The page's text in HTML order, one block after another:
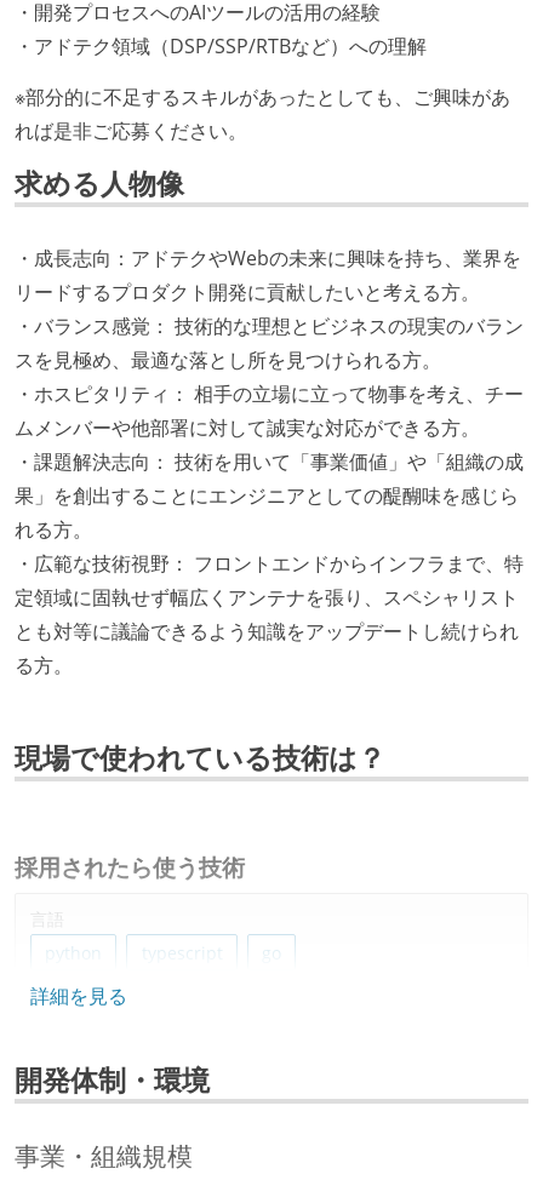
・開発プロセスへのAIツールの活用の経験
・アドテク領域（DSP/SSP/RTBなど）への理解
※部分的に不足するスキルがあったとしても、ご興味があ
れば是非ご応募ください。
求める人物像
・成長志向：アドテクやWebの未来に興味を持ち、業界を
リードするプロダクト開発に貢献したいと考える方。
・バランス感覚： 技術的な理想とビジネスの現実のバラン
スを見極め、最適な落とし所を見つけられる方。
・ホスピタリティ： 相手の立場に立って物事を考え、チー
ムメンバーや他部署に対して誠実な対応ができる方。
・課題解決志向： 技術を用いて「事業価値」や「組織の成
果」を創出することにエンジニアとしての醍醐味を感じら
れる方。
・広範な技術視野： フロントエンドからインフラまで、特
定領域に固執せず幅広くアンテナを張り、スペシャリスト
とも対等に議論できるよう知識をアップデートし続けられ
る方。
現場で使われている技術は？
採用されたら使う技術
言語
python
typescript go
フレームワーク
データベース
詳細を見る
開発体制・環境
事業・組織規模